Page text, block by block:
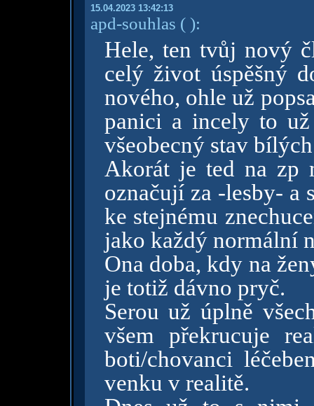
15.04.2023 13:42:13
apd-souhlas ( ):
Hele, ten tvůj nový
celý život úspěšný
nového, ohle už
panici a incely to
všeobecný stav
Akorát je ted na zp
označují za -lesby- a
ke stejnému
jako každý normální
Ona doba, kdy na
je totiž dávno pryč.
Serou už úplně
všem překrucuje
boti/chovanci
venku v realitě.